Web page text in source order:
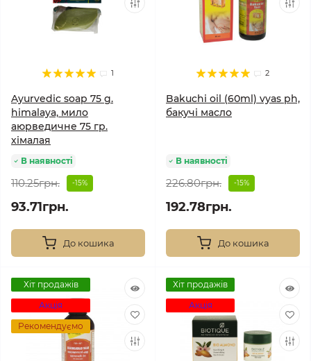
1
Ayurvedic soap 75 g.
himalaya, мило
аюрведичне 75 гр.
хімалая
В наявності
110.25грн. -15%
93.71грн.
До кошика
2
Bakuchi oil (60ml) vyas ph,
бакучі масло
В наявності
226.80грн. -15%
192.78грн.
До кошика
Хіт продажів
Акція
Рекомендуємо
Хіт продажів
Акція